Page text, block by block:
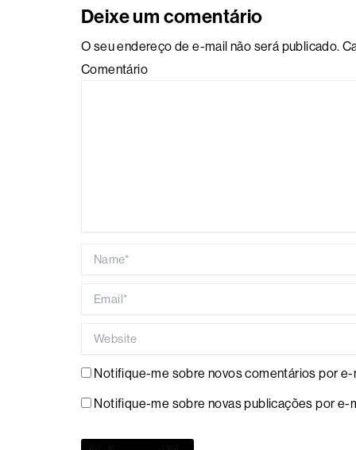
Deixe um comentário
O seu endereço de e-mail não será publicado.
Comentário
Notifique-me sobre novos comentários por e-
Notifique-me sobre novas publicações por e-